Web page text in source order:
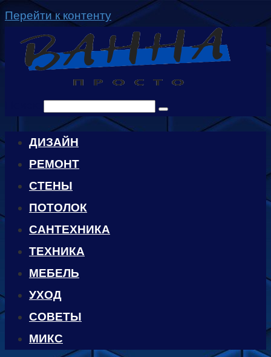
Перейти к контенту
ДИЗАЙН
РЕМОНТ
СТЕНЫ
ПОТОЛОК
САНТЕХНИКА
ТЕХНИКА
МЕБЕЛЬ
УХОД
CОВЕТЫ
МИКС